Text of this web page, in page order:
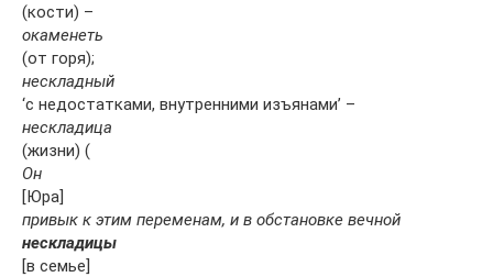
(кости) –
окаменеть
(от горя);
нескладный
‘c недостатками, внутренними изъянами’ –
нескладица
(жизни) (
Он
[Юра]
привык к этим переменам, и в обстановке вечной
нескладицы
[в семье]